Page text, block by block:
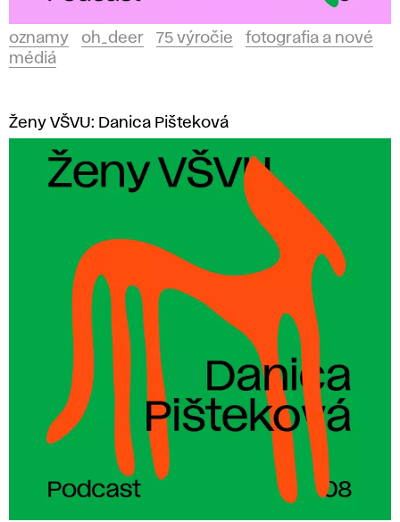
oznamy oh_deer 75 výročie
fotografia a nové
médiá
Ženy VŠVU: Danica Pišteková